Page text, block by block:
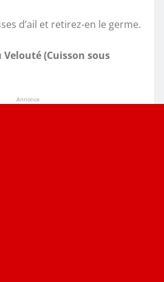
d’ail et retirez-en le germe.
(Cuisson sous
Annonce